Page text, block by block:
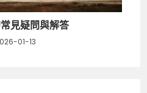
見疑問與解答
01-13